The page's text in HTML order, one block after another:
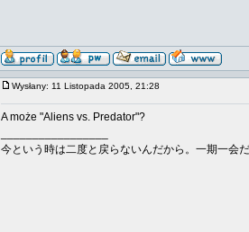
Wysłany: 11 Listopada 2005, 21:28
A może "Aliens vs. Predator"?
今という時は二度と戻らないんだから。一期一会